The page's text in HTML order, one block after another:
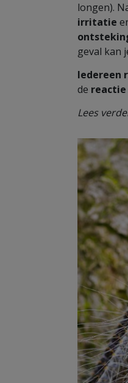
longen).
irritatie
geval kan
Iedereen
de
Lees